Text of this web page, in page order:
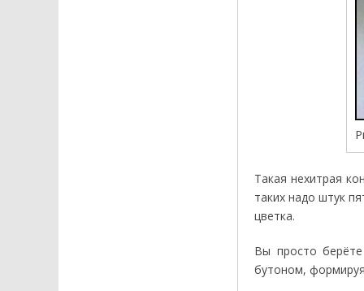
Такая нехитрая
таких надо штук
цветка.
Вы просто
бутоном,